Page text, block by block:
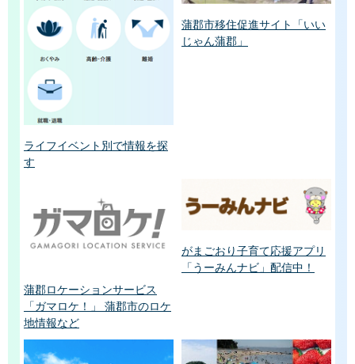
ライフイベント別で情報を探
す
蒲郡市移住促進サイト「いい
じゃん蒲郡」
蒲郡ロケーションサービス
「ガマロケ！」 蒲郡市のロケ
地情報など
がまごおり子育て応援アプリ
「うーみんナビ」配信中！